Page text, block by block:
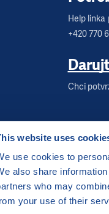
website uses
use cookies to
also share
who may
your use of their
Help linka
+420 770
Chci
635/24, 120 00
poskytnutém